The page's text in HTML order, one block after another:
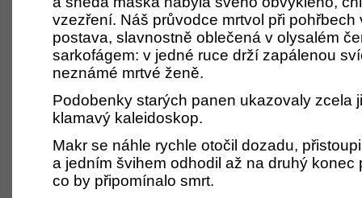
vzezření. Náš průvodce mrtvol při
postava, slavnostně oblečená v olysalém
sarkofágem: v jedné ruce drží zapálenou
neznámé mrtvé ženě.
Podobenky starých panen ukazovaly zcela
klamavý kaleidoskop.
Makr se náhle rychle otočil dozadu,
a jedním švihem odhodil až na druhý konec
co by připomínalo smrt.